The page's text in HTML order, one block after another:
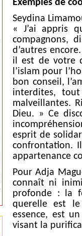
Exemples de
Seydina
« J’ai appris
compagnons,
d’autres
il est de votre
l’islam pour
bon conseil,
interdites, tout
malveillantes.
Dieu. » Ce
esprit de
confrontation.
appartenance
Pour Adja
connaît ni
profonde : la
querelle est
essence, est
visant la